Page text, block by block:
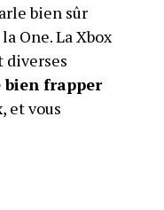
bien sûr
One. La Xbox
diverses
frapper
et vous